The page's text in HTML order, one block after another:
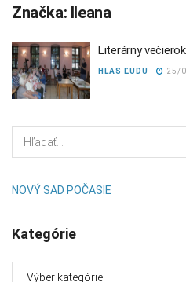
Značka: Ileana
Literárny
HLAS ĽUDU 25/
NOVÝ SAD POČASIE
Kategórie